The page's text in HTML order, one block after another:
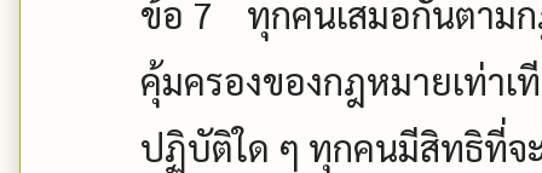
ข้อ 7 ทุกคนเสมอกันตาม
คุ้มครองของกฎหมายเท่าเ
ปฏิบัติใด ๆ ทุกคนมีสิทธิที่จ